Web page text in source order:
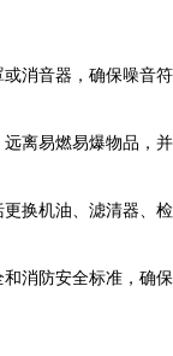
消音器，确保噪音
离易燃易爆物品，
换机油、滤清器、
消防安全标准，确